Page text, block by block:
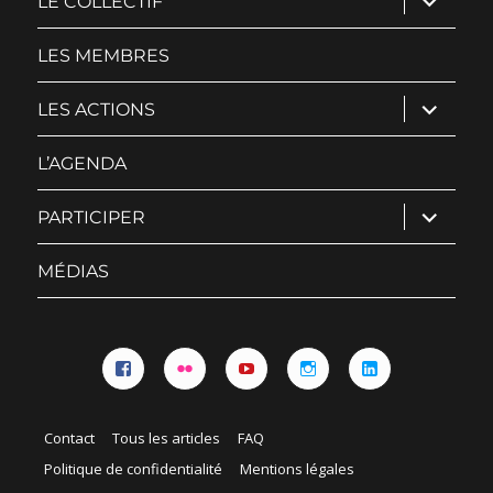
le
sous-
LES MEMBRES
LES ACTIONS ouvrir
le
sous-
L’AGENDA
PARTICIPER ouvrir
le
sous-
MÉDIAS
Contact Tous les articles
FAQ
Politique de confidentialité
Mentions légales